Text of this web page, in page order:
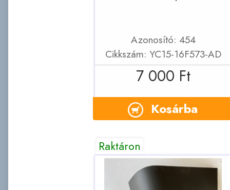
Azonosító: 454
Cikkszám: YC15-16F573-AD
7 000 Ft
Kosárba
Raktáron